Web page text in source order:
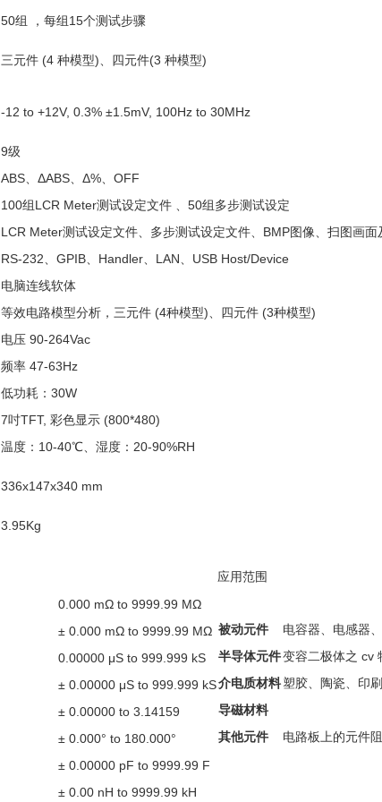
50组 ，每组15个测试步骤
三元件 (4 种模型)、四元件(3 种模型)
-12 to +12V, 0.3% ±1.5mV, 100Hz to 30MHz
9级
ABS、ΔABS、Δ%、OFF
100组LCR Meter测试设定文件 、50组多步测试设定
LCR Meter测试设定文件、多步测试设定文件、BMP图像、扫图画面
RS-232、GPIB、Handler、LAN、USB Host/Device
电脑连线软体
等效电路模型分析，三元件 (4种模型)、四元件 (3种模型)
电压 90-264Vac
频率 47-63Hz
低功耗：30W
7吋TFT, 彩色显示 (800*480)
温度：10-40℃、湿度：20-90%RH
336x147x340 mm
3.95Kg
0.000 mΩ to 9999.99 MΩ
± 0.000 mΩ to 9999.99 MΩ
0.00000 μS to 999.999 kS
± 0.00000 μS to 999.999 kS
± 0.00000 to 3.14159
± 0.000° to 180.000°
± 0.00000 pF to 9999.99 F
± 0.00 nH to 9999.99 kH
应用范围
被动元件
电容器、电感器
半导体元件变容二极体之 cv
介电质材料塑胶、陶瓷、印
导磁材料
其他元件
电路板上的元件